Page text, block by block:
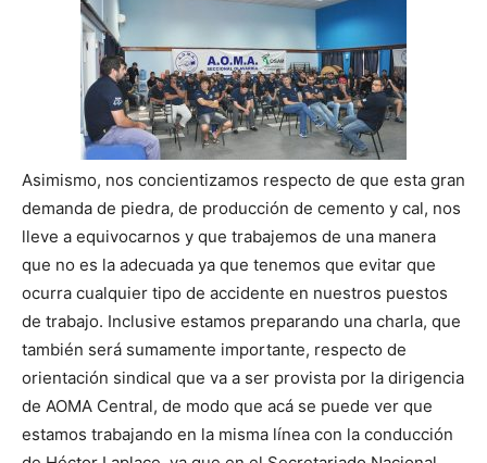
Asimismo, nos concientizamos respecto de que esta gran
demanda de piedra, de producción de cemento y cal, nos
lleve a equivocarnos y que trabajemos de una manera
que no es la adecuada ya que tenemos que evitar que
ocurra cualquier tipo de accidente en nuestros puestos
de trabajo. Inclusive estamos preparando una charla, que
también será sumamente importante, respecto de
orientación sindical que va a ser provista por la dirigencia
de AOMA Central, de modo que acá se puede ver que
estamos trabajando en la misma línea con la conducción